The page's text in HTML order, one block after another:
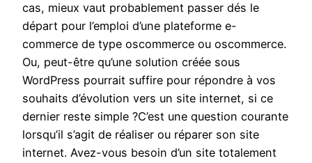
cas, mieux vaut probablement passer dés le
départ pour l’emploi d’une plateforme e-
commerce de type oscommerce ou oscommerce.
Ou, peut-être qu’une solution créée sous
WordPress pourrait suffire pour répondre à vos
souhaits d’évolution vers un site internet, si ce
dernier reste simple ?C’est une question courante
lorsqu’il s’agit de réaliser ou réparer son site
internet. Avez-vous besoin d’un site totalement